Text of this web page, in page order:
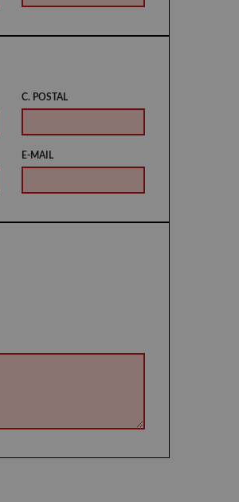
C. POSTAL
E-MAIL